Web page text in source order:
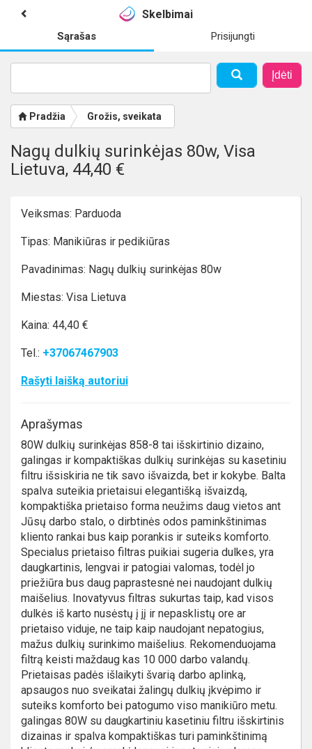
Skelbimai
Sąrašas Prisijungti
Įdėti
Pradžia Grožis, sveikata
Nagų dulkių surinkėjas 80w, Visa
Lietuva, 44,40 €
Veiksmas: Parduoda
Tipas: Manikiūras ir pedikiūras
Pavadinimas: Nagų dulkių surinkėjas 80w
Miestas: Visa Lietuva
Kaina: 44,40 €
Tel.: +37067467903
Rašyti laišką autoriui
Aprašymas
80W dulkių surinkėjas 858-8 tai išskirtinio dizaino,
galingas ir kompaktiškas dulkių surinkėjas su kasetiniu
filtru išsiskiria ne tik savo išvaizda, bet ir kokybe. Balta
spalva suteikia prietaisui elegantišką išvaizdą,
kompaktiška prietaiso forma neužims daug vietos ant
Jūsų darbo stalo, o dirbtinės odos paminkštinimas
kliento rankai bus kaip porankis ir suteiks komforto.
Specialus prietaiso filtras puikiai sugeria dulkes, yra
daugkartinis, lengvai ir patogiai valomas, todėl jo
priežiūra bus daug paprastesnė nei naudojant dulkių
maišelius. Inovatyvus filtras sukurtas taip, kad visos
dulkės iš karto nusėstų į jį ir nepasklistų ore ar
prietaiso viduje, ne taip kaip naudojant nepatogius,
mažus dulkių surinkimo maišelius. Rekomenduojama
filtrą keisti maždaug kas 10 000 darbo valandų.
Prietaisas padės išlaikyti švarią darbo aplinką,
apsaugos nuo sveikatai žalingų dulkių įkvėpimo ir
suteiks komforto bei patogumo viso manikiūro metu.
galingas 80W su daugkartiniu kasetiniu filtru išskirtinis
dizainas ir spalva kompaktiškas turi paminkštinimą